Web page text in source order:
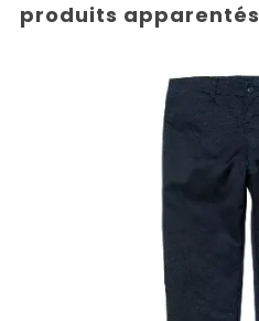
produits apparentés